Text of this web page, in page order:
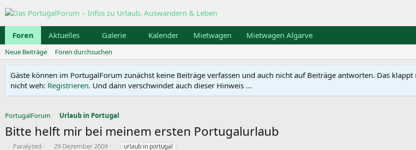
Foren Aktuelles Galerie Kalender Mietwagen Mietwagen Algarve
Neue Beiträge Foren durchsuchen
Gäste können im PortugalForum zunächst keine Beiträge verfassen und auch nicht auf Beiträge antworten. Das
nicht weh: Registrieren. Und dann verschwindet auch dieser Hinweis ...
PortugalForum Urlaub in Portugal
Bitte helft mir bei meinem ersten Portugalurlaub
E
Paralyzed
E
29 Dezember 2009
Surlaub in portugal